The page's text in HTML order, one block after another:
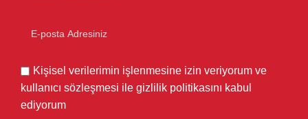
Kişisel verilerimin işlenmesine izin veriyorum ve
kullanıcı sözleşmesi ile gizlilik politikasını kabul
ediyorum